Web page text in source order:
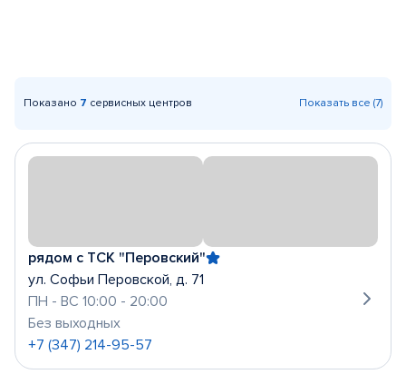
Показано 7 сервисных центров Показать все (7)
рядом с ТСК "Перовский"
ул. Софьи Перовской, д. 71
ПН - ВС 10:00 - 20:00
Без выходных
+7 (347) 214-95-57